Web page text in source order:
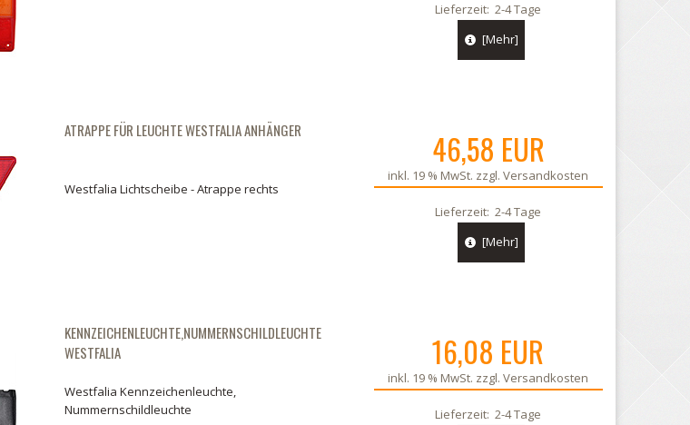
Lieferzeit:2-4 Tage
[Mehr]
ATRAPPE FÜR LEUCHTE WESTFALIA ANHÄNGER
Westfalia Lichtscheibe - Atrappe rechts
46,58 EUR
inkl. 19 % MwSt. zzgl.Versandkosten
Lieferzeit:2-4 Tage
[Mehr]
KENNZEICHENLEUCHTE,NUMMERNSCHILDLEUCHTE
WESTFALIA
Westfalia Kennzeichenleuchte,
Nummernschildleuchte
16,08 EUR
inkl. 19 % MwSt. zzgl.Versandkosten
Lieferzeit:2-4 Tage
04.